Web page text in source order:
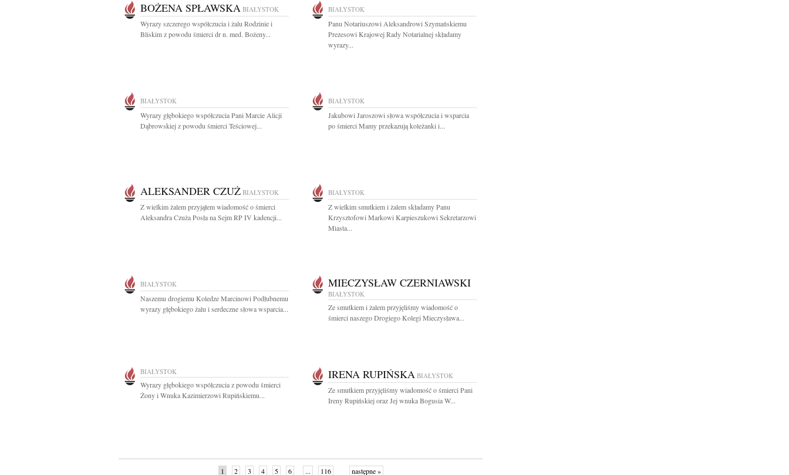
BOŻENA SPŁAWSKA BIAŁYSTOK
Wyrazy szczerego współczucia i żalu Rodzinie i
Bliskim z powodu śmierci dr n. med. Bożeny...
BIAŁYSTOK
Panu Notariuszowi Aleksandrowi Szymańskiemu
Prezesowi Krajowej Rady Notarialnej składamy
wyrazy...
BIAŁYSTOK
Wyrazy głębokiego współczucia Pani Marcie Alicji
Dąbrowskiej z powodu śmierci Teściowej...
BIAŁYSTOK
Jakubowi Jaroszowi słowa współczucia i wsparcia
po śmierci Mamy przekazują koleżanki i...
ALEKSANDER CZUŻ BIAŁYSTOK
Z wielkim żalem przyjąłem wiadomość o śmierci
Aleksandra Czuża Posła na Sejm RP IV kadencji...
BIAŁYSTOK
Z wielkim smutkiem i żalem składamy Panu
Krzysztofowi Markowi Karpieszukowi Sekretarzowi
Miasta...
BIAŁYSTOK
Naszemu drogiemu Koledze Marcinowi Podłubnemu
wyrazy głębokiego żalu i serdeczne słowa wsparcia...
MIECZYSŁAW CZERNIAWSKI
BIAŁYSTOK
Ze smutkiem i żalem przyjęliśmy wiadomość o
śmierci naszego Drogiego Kolegi Mieczysława...
BIAŁYSTOK
Wyrazy głębokiego współczucia z powodu śmierci
Żony i Wnuka Kazimierzowi Rupińskiemu...
IRENA RUPIŃSKA BIAŁYSTOK
Ze smutkiem przyjęliśmy wiadomość o śmierci Pani
Ireny Rupińskiej oraz Jej wnuka Bogusia W...
1 2 3 4 5 6 ... 116 następne »